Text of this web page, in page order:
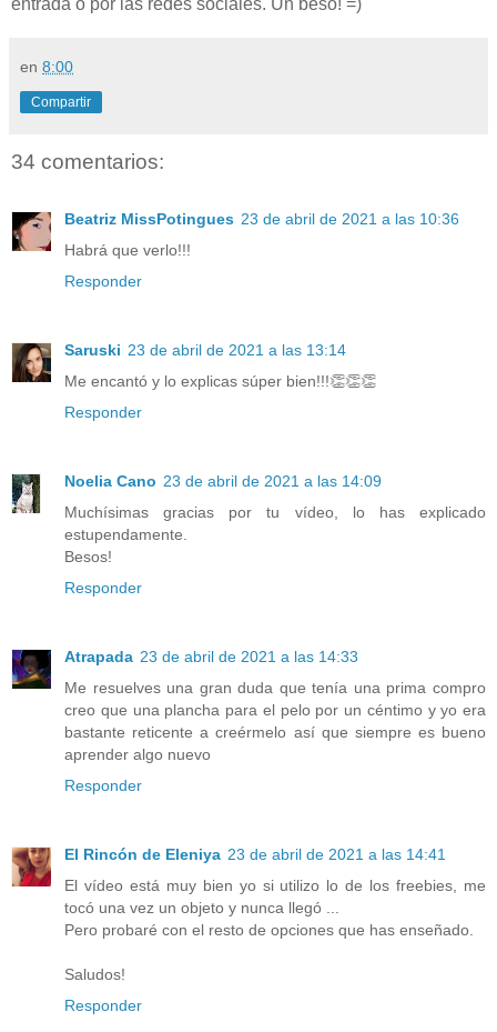
en 8:00
Compartir
34 comentarios:
Beatriz MissPotingues 23 de abril de 2021 a las 10:36
Habrá que verlo!!!
Responder
Saruski 23 de abril de 2021 a las 13:14
Me encantó y lo explicas súper bien!!!👏👏👏
Responder
Noelia Cano 23 de abril de 2021 a las 14:09
Muchísimas gracias por tu vídeo, lo has explicado
estupendamente.
Besos!
Responder
Atrapada 23 de abril de 2021 a las 14:33
Me resuelves una gran duda que tenía una prima compro
creo que una plancha para el pelo por un céntimo y yo era
bastante reticente a creérmelo así que siempre es bueno
aprender algo nuevo
Responder
El Rincón de Eleniya 23 de abril de 2021 a las 14:41
El vídeo está muy bien yo si utilizo lo de los freebies, me
tocó una vez un objeto y nunca llegó ...
Pero probaré con el resto de opciones que has enseñado.
Saludos!
Responder